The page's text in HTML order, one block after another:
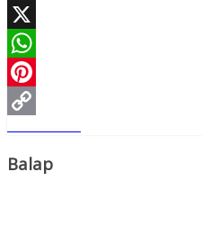
Facebook
X
WhatsApp
Pinterest
Copy
Link
Balap